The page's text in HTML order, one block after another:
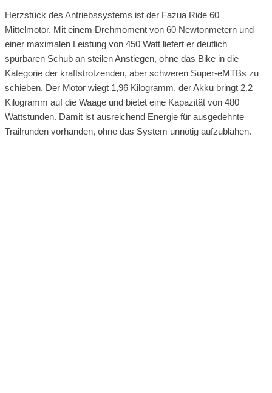
Herzstück des Antriebssystems ist der Fazua Ride 60
Mittelmotor. Mit einem Drehmoment von 60 Newtonmetern und
einer maximalen Leistung von 450 Watt liefert er deutlich
spürbaren Schub an steilen Anstiegen, ohne das Bike in die
Kategorie der kraftstrotzenden, aber schweren Super-eMTBs zu
schieben. Der Motor wiegt 1,96 Kilogramm, der Akku bringt 2,2
Kilogramm auf die Waage und bietet eine Kapazität von 480
Wattstunden. Damit ist ausreichend Energie für ausgedehnte
Trailrunden vorhanden, ohne das System unnötig aufzublähen.